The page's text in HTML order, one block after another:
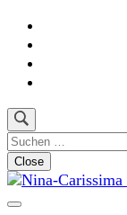
Skip
content
(Press
Suchen
nach:
Close